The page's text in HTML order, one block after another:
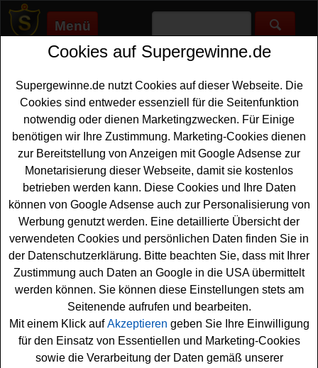
Menü
Supergewinne.de>Gewinnspiele>Technik Gewinnspiele>
Anzeige:
Anzeige:
Einfach-sparsam.de
Adventskalender Gewinnspiel
Wer gern in der Adventszeit ein neues iPhone gewinnen
möchte, sollte an dem Adventskalender Gewinnspiel von
Einfach-sparsam.de teilnehmen. Insgesamt gibt es 24
schöne Sachpreise zu gewinnen. Als Hauptgewinn wird
ein Apple iPhone 17 Pro verlost. Jeden Tag wartet zudem
hinter den Türchen des Weihnachtskalenders eine
schöne Überraschung auf glückliche Gewinner. Darunter
zum Beispiel Apple AirPods,Bargeld, Gutscheine oder
eine Instax Kamera.
Cookies auf Supergewinne.de
Supergewinne.de nutzt Cookies auf dieser Webseite. Die
Cookies sind entweder essenziell für die Seitenfunktion
notwendig oder dienen Marketingzwecken. Für Einige
benötigen wir Ihre Zustimmung. Marketing-Cookies dienen
zur Bereitstellung von Anzeigen mit Google Adsense zur
Monetarisierung dieser Webseite, damit sie kostenlos
betrieben werden kann. Diese Cookies und Ihre Daten
können von Google Adsense auch zur Personalisierung von
Werbung genutzt werden. Eine detaillierte Übersicht der
verwendeten Cookies und persönlichen Daten finden Sie in
der Datenschutzerklärung. Bitte beachten Sie, dass mit Ihrer
Zustimmung auch Daten an Google in die USA übermittelt
werden können. Sie können diese Einstellungen stets am
Seitenende aufrufen und bearbeiten.
Mit einem Klick aufAkzeptieren geben Sie Ihre Einwilligung
für den Einsatz von Essentiellen und Marketing-Cookies
sowie die Verarbeitung der Daten gemäß unserer